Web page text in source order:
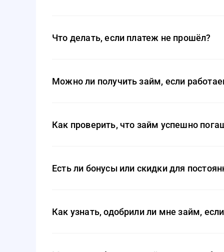
Что делать, если платеж не прошёл?
Можно ли получить займ, если
Как проверить, что займ успешно
Есть ли бонусы или скидки для
Как узнать, одобрили ли мне займ,